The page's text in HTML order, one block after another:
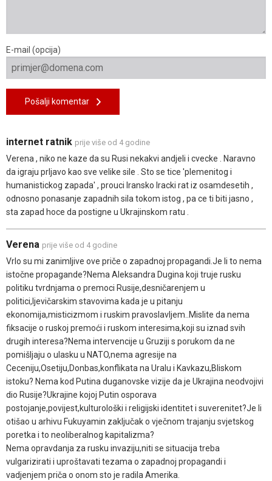
E-mail (opcija)
Pošalji komentar
internet ratnik prije više od 4 godine
Verena , niko ne kaze da su Rusi nekakvi andjeli i cvecke . Naravno
da igraju prljavo kao sve velike sile . Sto se tice 'plemenitog i
humanistickog zapada' , prouci Iransko Iracki rat iz osamdesetih ,
odnosno ponasanje zapadnih sila tokom istog , pa ce ti biti jasno ,
sta zapad hoce da postigne u Ukrajinskom ratu .
Verena prije više od 4 godine
Vrlo su mi zanimljive ove priče o zapadnoj propagandi.Je li to nema
istočne propagande?Nema Aleksandra Dugina koji truje rusku
politiku tvrdnjama o premoci Rusije,desničarenjem u
politici,ljevičarskim stavovima kada je u pitanju
ekonomija,misticizmom i ruskim pravoslavljem..Mislite da nema
fiksacije o ruskoj premoći i ruskom interesima,koji su iznad svih
drugih interesa?Nema intervencije u Gruziji s porukom da ne
pomišljaju o ulasku u NATO,nema agresije na
Ceceniju,Osetiju,Donbas,konflikata na Uralu i Kavkazu,Bliskom
istoku? Nema kod Putina duganovske vizije da je Ukrajina neodvojivi
dio Rusije?Ukrajine kojoj Putin osporava
postojanje,povijest,kulturološki i religijski identitet i suverenitet?Je li
otišao u arhivu Fukuyamin zaključak o vječnom trajanju svjetskog
poretka i to neoliberalnog kapitalizma?
Nema opravdanja za rusku invaziju,niti se situacija treba
vulgarizirati i uproštavati tezama o zapadnoj propagandi i
vadjenjem priča o onom sto je radila Amerika.